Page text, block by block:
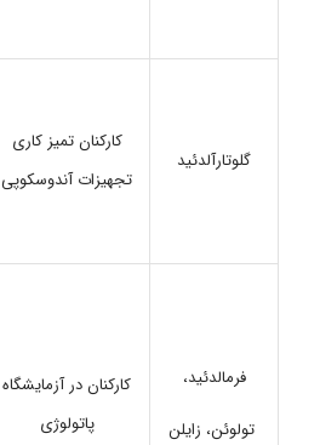
گلوتارآلدئید
کارکنان تمیز کاری
تجهیزات آندوسکوپی
فرمالدئید،
تولوئن، زایلن
کارکنان در آزمایشگاه
پاتولوژی